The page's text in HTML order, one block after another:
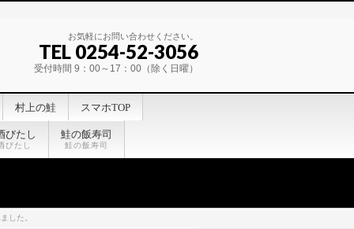
お気軽にお問い合わせください。
TEL 0254-52-3056
受付時間 9：00～17：00（除く日曜）
村上の鮭 スマホTOP
びたし
びたし
鮭の飯寿司
鮭の飯寿司
した。